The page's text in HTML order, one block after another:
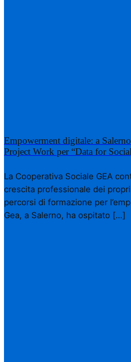
Empowerment digitale: a
Project Work per “Data for
La Cooperativa Sociale GEA
crescita professionale dei
percorsi di formazione per
Gea, a Salerno, ha ospitato […]